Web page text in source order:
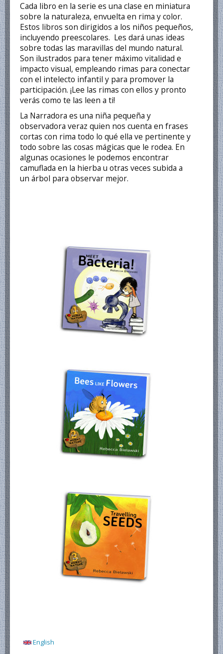
Cada libro en la serie es una clase en miniatura
sobre la naturaleza, envuelta en rima y color.
Estos libros son dirigidos a los niños pequeños,
incluyendo preescolares. Les dará unas ideas
sobre todas las maravillas del mundo natural.
Son ilustrados para tener máximo vitalidad e
impacto visual, empleando rimas para conectar
con el intelecto infantil y para promover la
participación. ¡Lee las rimas con ellos y pronto
verás como te las leen a ti!
La Narradora es una niña pequeña y
observadora veraz quien nos cuenta en frases
cortas con rima todo lo qué ella ve pertinente y
todo sobre las cosas mágicas que le rodea. En
algunas ocasiones le podemos encontrar
camuflada en la hierba u otras veces subida a
un árbol para observar mejor.
English